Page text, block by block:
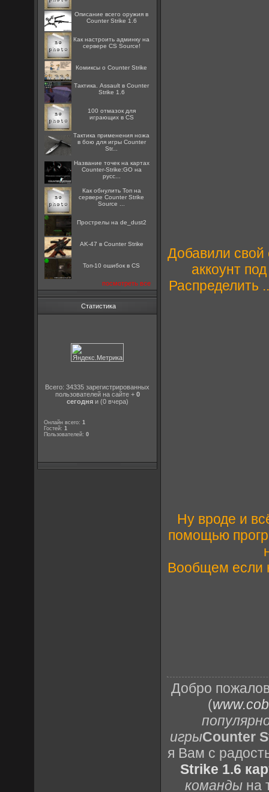
Описание всего оружия в
Counter Strike 1.6
Как настроить админку на
сервере CS Source!
Комиксы о Counter Strike
Тактика. Assault в Counter
Strike 1.6
100 отмазок для
играющих в CS
Тактика применения ножа
в бою для игры Counter
Str...
Название точек на картах
Counter-Strike:GO на
русс...
Как обнулить Топ на
сервере Counter Strike
Source ...
Прострелы на de_dust2
AK-47 в Counter Strike
Топ-10 ошибок в CS
посмотреть все
Статистика
Всего: 34335 зарегистрированных
пользователей на сайте + 0
сегодняи (0 вчера)
Онлайн всего:1
Гостей:1
Пользователей:0
Добавили свой
аккоунт
Ну вроде и
помощью
Вообщем если
Добро
(
игрыCounter
я Вам с
Strike 1.6
командына